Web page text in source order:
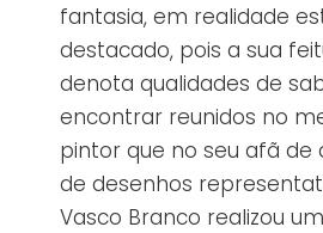
fantasia, em realidade
destacado, pois a sua
denota qualidades de
encontrar reunidos no
pintor que no seu afã
de desenhos
Vasco Branco realizou